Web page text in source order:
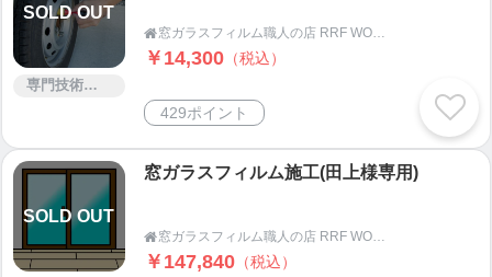
壁紙再生用の専用塗装で貼り替えの半分程度の費用
で綺麗になります！
多少の破れなどは補修も可能です。
色も全27色から選べますのでお部屋のイメチェンに
もおススメです。
専用塗料なので従来の塗装の様に剥がれたり、壁紙
が固まり割れてしまう、貼り替えようとしたら剥が
れないなど壁紙を傷める事はありません。
壁紙への密着性が高く、塗膜が薄いので繰り返しの
塗り重ねも可。
SOLD OUT
専門技術サービス
 窓ガラスフィルム職人の店 RRF WORKS
￥14,300 （税込）
429ポイント
SOLD OUT
窓ガラスフィルム施工(田上様専用)
 窓ガラスフィルム職人の店 RRF WORKS
￥147,840 （税込）